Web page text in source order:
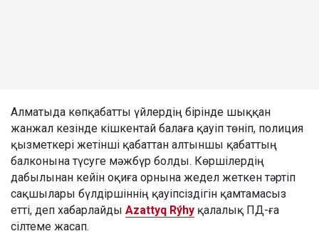
Алматыда көпқабатты үйлердің бірінде шыққан
жанжал кезінде кішкентай балаға қауіп төніп, полиция
қызметкері жетінші қабаттан алтыншы қабаттың
балконына түсуге мәжбүр болды. Көршілердің
дабылынан кейін оқиға орнына жедел жеткен тәртіп
сақшылары бүлдіршіннің қауіпсіздігін қамтамасыз
етті, деп хабарлайды Azattyq Rýhy қалалық ПД-ға
сілтеме жасап.